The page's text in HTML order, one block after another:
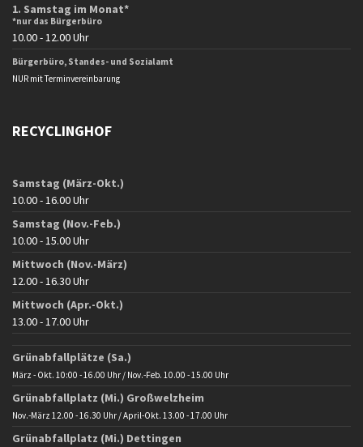
1. Samstag im Monat*
*nur das Bürgerbüro
10.00 - 12.00 Uhr
Bürgerbüro, Standes- und Sozialamt
NUR mit Terminvereinbarung
RECYCLINGHOF
Samstag (März-Okt.)
10.00 - 16.00 Uhr
Samstag (Nov.-Feb.)
10.00 - 15.00 Uhr
Mittwoch (Nov.-März)
12.00 - 16.30 Uhr
Mittwoch (Apr.-Okt.)
13.00 - 17.00 Uhr
Grünabfallplätze (Sa.)
März - Okt. 10:00 - 16.00 Uhr / Nov.-Feb. 10.00 - 15.00 Uhr
Grünabfallplatz (Mi.) Großwelzheim
Nov.-März 12.00 - 16.30 Uhr / April-Okt. 13.00 - 17.00 Uhr
Grünabfallplatz (Mi.) Dettingen